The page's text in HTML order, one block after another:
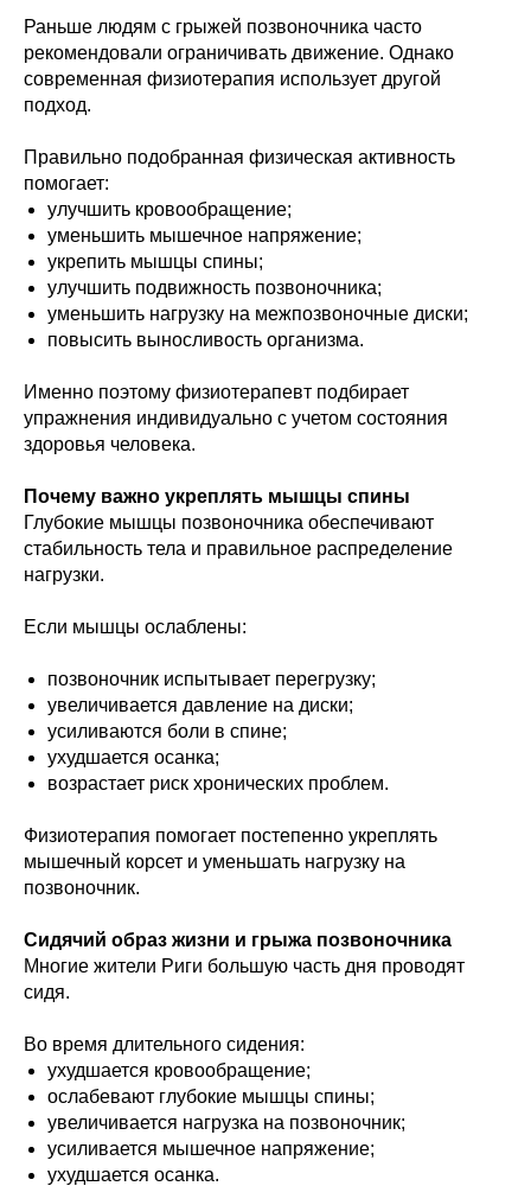
Раньше людям с грыжей позвоночника часто
рекомендовали ограничивать движение. Однако
современная физиотерапия использует другой
подход.
Правильно подобранная физическая активность
помогает:
улучшить кровообращение;
уменьшить мышечное напряжение;
укрепить мышцы спины;
улучшить подвижность позвоночника;
уменьшить нагрузку на межпозвоночные диски;
повысить выносливость организма.
Именно поэтому физиотерапевт подбирает
упражнения индивидуально с учетом состояния
здоровья человека.
Почему важно укреплять мышцы спины
Глубокие мышцы позвоночника обеспечивают
стабильность тела и правильное распределение
нагрузки.
Если мышцы ослаблены:
позвоночник испытывает перегрузку;
увеличивается давление на диски;
усиливаются боли в спине;
ухудшается осанка;
возрастает риск хронических проблем.
Физиотерапия помогает постепенно укреплять
мышечный корсет и уменьшать нагрузку на
позвоночник.
Сидячий образ жизни и грыжа позвоночника
Многие жители Риги большую часть дня проводят
сидя.
Во время длительного сидения:
ухудшается кровообращение;
ослабевают глубокие мышцы спины;
увеличивается нагрузка на позвоночник;
усиливается мышечное напряжение;
ухудшается осанка.